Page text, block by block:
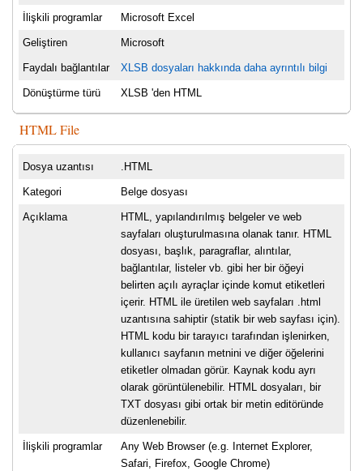
İlişkili programlar Microsoft Excel
Geliştiren Microsoft
Faydalı bağlantılar XLSB dosyaları hakkında daha ayrıntılı bilgi
Dönüştürme türü XLSB 'den HTML
HTML File
Dosya uzantısı .HTML
Kategori Belge dosyası
Açıklama
HTML, yapılandırılmış belgeler ve web
sayfaları oluşturulmasına olanak tanır. HTML
dosyası, başlık, paragraflar, alıntılar,
bağlantılar, listeler vb. gibi her bir öğeyi
belirten açılı ayraçlar içinde komut etiketleri
içerir. HTML ile üretilen web sayfaları .html
uzantısına sahiptir (statik bir web sayfası için).
HTML kodu bir tarayıcı tarafından işlenirken,
kullanıcı sayfanın metnini ve diğer öğelerini
etiketler olmadan görür. Kaynak kodu ayrı
olarak görüntülenebilir. HTML dosyaları, bir
TXT dosyası gibi ortak bir metin editöründe
düzenlenebilir.
İlişkili programlar
Any Web Browser (e.g. Internet Explorer,
Safari, Firefox, Google Chrome)